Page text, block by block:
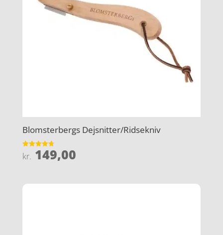
Blomsterbergs Dejsnitter/Ridsekniv
Vurderet
4.7
kr. 149,00